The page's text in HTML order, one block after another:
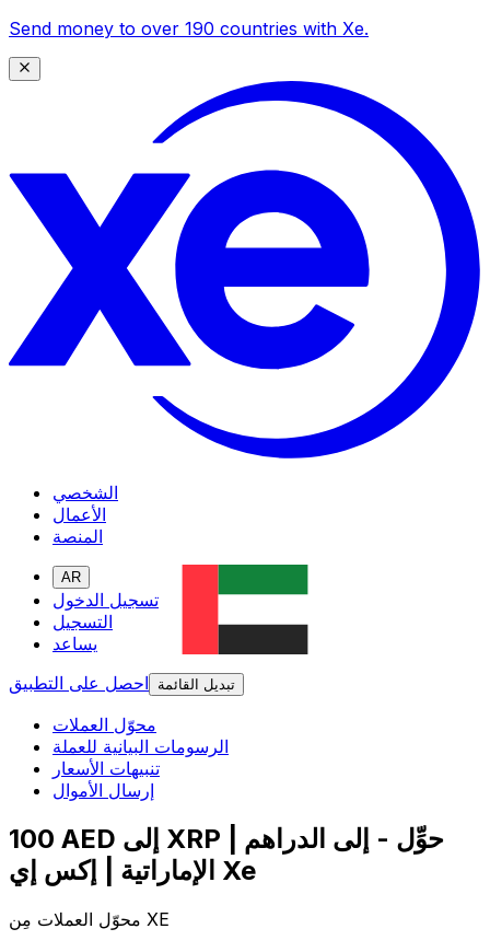
Send money to over 190 countries with Xe.
الشخصي
الأعمال
المنصة
AR
تسجيل الدخول
التسجيل
يساعد
احصل على التطبيق
تبديل القائمة
محوّل العملات
الرسومات البيانية للعملة
تنبيهات الأسعار
إرسال الأموال
100 AED إلى XRP | حوِّل - إلى الدراهم
الإماراتية | إكس إي Xe
محوّل العملات مِن XE